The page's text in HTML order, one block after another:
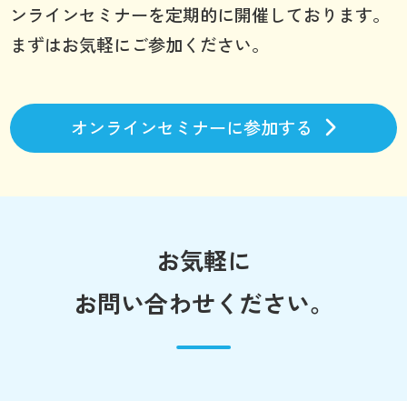
ンラインセミナーを定期的に開催しております。
まずはお気軽にご参加ください。
オンラインセミナーに参加する
お気軽に
お問い合わせください。